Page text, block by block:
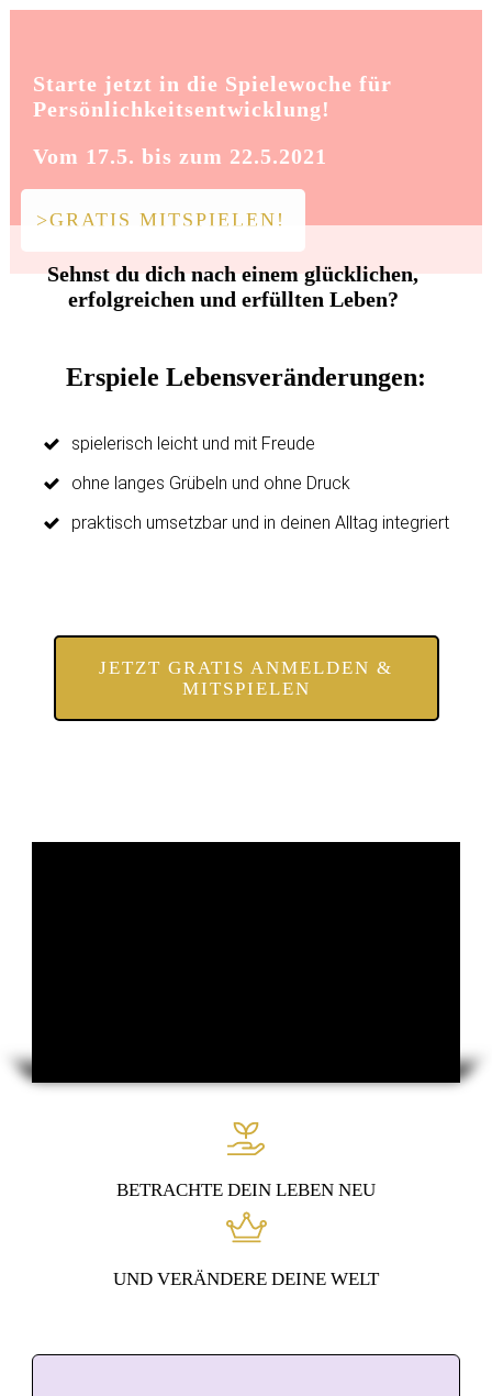
Starte jetzt in die Spielewoche für
Persönlichkeitsentwicklung!
Vom 17.5. bis zum 22.5.2021
>GRATIS MITSPIELEN!
Sehnst du dich nach einem glücklichen,
erfolgreichen und erfüllten Leben?
Erspiele Lebensveränderungen:
spielerisch leicht und mit Freude
ohne langes Grübeln und ohne Druck
praktisch umsetzbar und in deinen Alltag integriert
JETZT GRATIS ANMELDEN &
MITSPIELEN
BETRACHTE DEIN LEBEN NEU
UND VERÄNDERE DEINE WELT